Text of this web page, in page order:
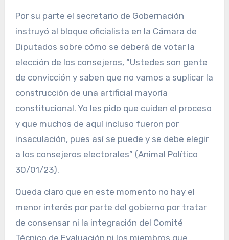
Por su parte el secretario de Gobernación
instruyó al bloque oficialista en la Cámara de
Diputados sobre cómo se deberá de votar la
elección de los consejeros, “Ustedes son gente
de convicción y saben que no vamos a suplicar la
construcción de una artificial mayoría
constitucional. Yo les pido que cuiden el proceso
y que muchos de aquí incluso fueron por
insaculación, pues así se puede y se debe elegir
a los consejeros electorales” (Animal Político
30/01/23).
Queda claro que en este momento no hay el
menor interés por parte del gobierno por tratar
de consensar ni la integración del Comité